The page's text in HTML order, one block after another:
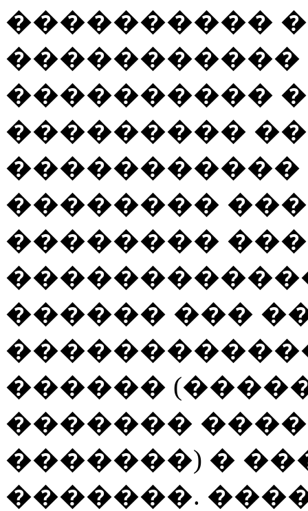
����������
����������
���������
�����������
��������
��������
������ ���
������
�������
�������) �
�������.